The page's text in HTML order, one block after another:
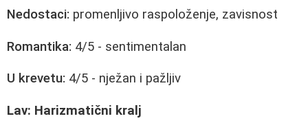
Nedostaci: promenljivo raspoloženje, zavisnost
Romantika: 4/5 - sentimentalan
U krevetu: 4/5 - nježan i pažljiv
Lav: Harizmatični kralj